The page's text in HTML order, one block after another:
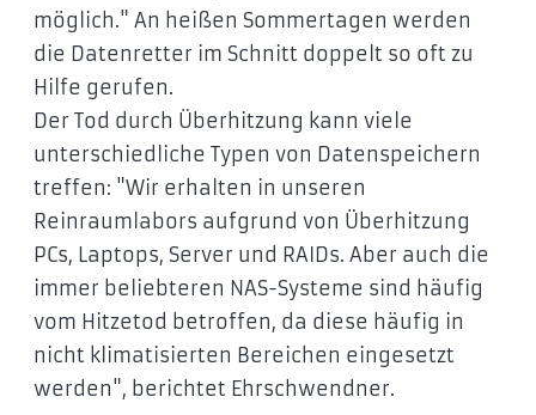
möglich." An heißen Sommertagen werden
die Datenretter im Schnitt doppelt so oft zu
Hilfe gerufen.
Der Tod durch Überhitzung kann viele
unterschiedliche Typen von Datenspeichern
treffen: "Wir erhalten in unseren
Reinraumlabors aufgrund von Überhitzung
PCs, Laptops, Server und RAIDs. Aber auch die
immer beliebteren NAS-Systeme sind häufig
vom Hitzetod betroffen, da diese häufig in
nicht klimatisierten Bereichen eingesetzt
werden", berichtet Ehrschwendner.